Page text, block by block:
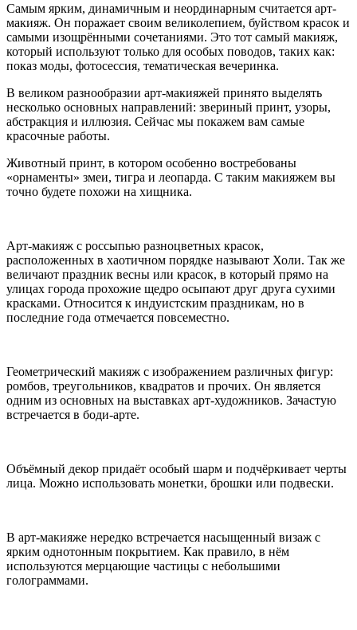
Самым ярким, динамичным и неординарным считается арт-
макияж. Он поражает своим великолепием, буйством красок и
самыми изощрёнными сочетаниями. Это тот самый макияж,
который используют только для особых поводов, таких как:
показ моды, фотосессия, тематическая вечеринка.
В великом разнообразии арт-макияжей принято выделять
несколько основных направлений: звериный принт, узоры,
абстракция и иллюзия. Сейчас мы покажем вам самые
красочные работы.
Животный принт, в котором особенно востребованы
«орнаменты» змеи, тигра и леопарда. С таким макияжем вы
точно будете похожи на хищника.
Арт-макияж с россыпью разноцветных красок,
расположенных в хаотичном порядке называют Холи. Так же
величают праздник весны или красок, в который прямо на
улицах города прохожие щедро осыпают друг друга сухими
красками. Относится к индуистским праздникам, но в
последние года отмечается повсеместно.
Геометрический макияж с изображением различных фигур:
ромбов, треугольников, квадратов и прочих. Он является
одним из основных на выставках арт-художников. Зачастую
встречается в боди-арте.
Объёмный декор придаёт особый шарм и подчёркивает черты
лица. Можно использовать монетки, брошки или подвески.
В арт-макияже нередко встречается насыщенный визаж с
ярким однотонным покрытием. Как правило, в нём
используются мерцающие частицы с небольшими
голограммами.